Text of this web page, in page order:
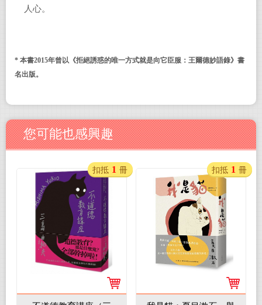
人心。
* 本書2015年曾以《拒絕誘惑的唯一方式就是向它臣服：王爾德妙語錄》書
名出版。
您可能也感興趣
扣抵 1 冊 扣抵 1 冊